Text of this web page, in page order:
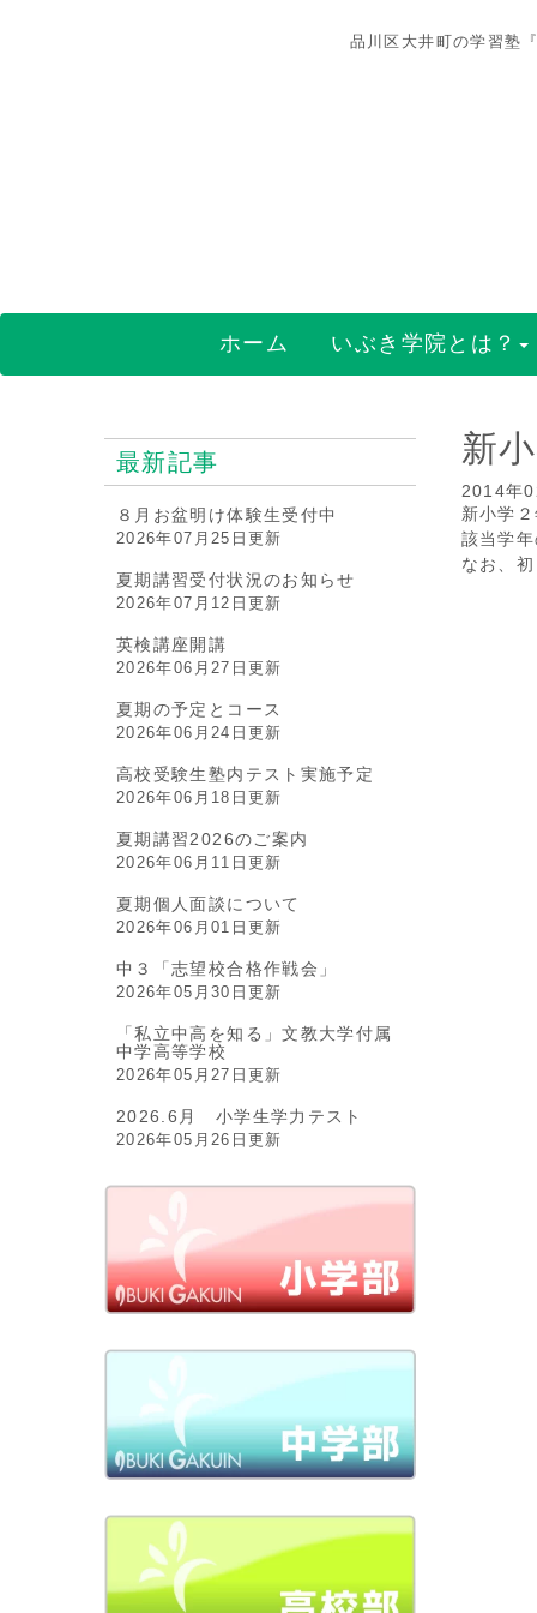
品川区大井町の学習塾
ホーム いぶき学院とは？
新
2014年
新小学
該当学
なお、
最新記事
８月お盆明け体験生受付中
2026年07月25日更新
夏期講習受付状況のお知らせ
2026年07月12日更新
英検講座開講
2026年06月27日更新
夏期の予定とコース
2026年06月24日更新
高校受験生塾内テスト実施予定
2026年06月18日更新
夏期講習2026のご案内
2026年06月11日更新
夏期個人面談について
2026年06月01日更新
中３「志望校合格作戦会」
2026年05月30日更新
「私立中高を知る」文教大学付属
中学高等学校
2026年05月27日更新
2026.6月 小学生学力テスト
2026年05月26日更新